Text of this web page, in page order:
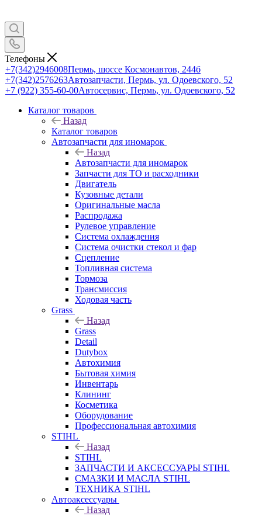
Телефоны
+7(342)2946008Пермь, шоссе Космонавтов, 244б
+7(342)2576263Автозапчасти, Пермь, ул. Одоевского, 52
+7 (922) 355-60-00Автосервис, Пермь, ул. Одоевского, 52
Каталог товаров
Назад
Каталог товаров
Автозапчасти для иномарок
Назад
Автозапчасти для иномарок
Запчасти для ТО и расходники
Двигатель
Кузовные детали
Оригинальные масла
Распродажа
Рулевое управление
Система охлаждения
Система очистки стекол и фар
Сцепление
Топливная система
Тормоза
Трансмиссия
Ходовая часть
Grass
Назад
Grass
Detail
Dutybox
Автохимия
Бытовая химия
Инвентарь
Клининг
Косметика
Оборудование
Профессиональная автохимия
STIHL
Назад
STIHL
ЗАПЧАСТИ И АКСЕССУАРЫ STIHL
СМАЗКИ И МАСЛА STIHL
ТЕХНИКА STIHL
Автоаксессуары
Назад